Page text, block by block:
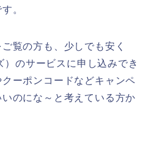
。
覧の方も、少しでも安く
のサービスに申し込みでき
ーポンコードなどキャンペ
のにな～と考えている方か